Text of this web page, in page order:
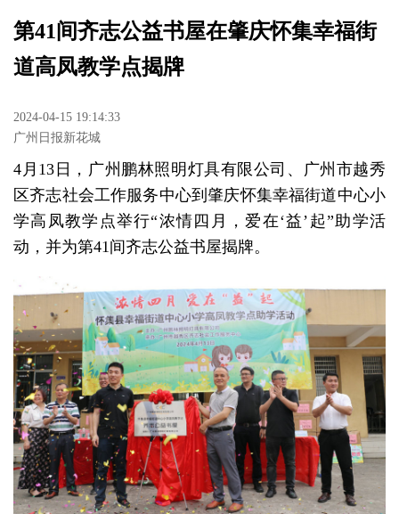
第41间齐志公益书屋在肇庆怀集幸福街
道高凤教学点揭牌
2024-04-15 19:14:33
广州日报新花城
4月13日，广州鹏林照明灯具有限公司、广州市越秀
区齐志社会工作服务中心到肇庆怀集幸福街道中心小
学高凤教学点举行“浓情四月，爱在‘益’起”助学活
动，并为第41间齐志公益书屋揭牌。